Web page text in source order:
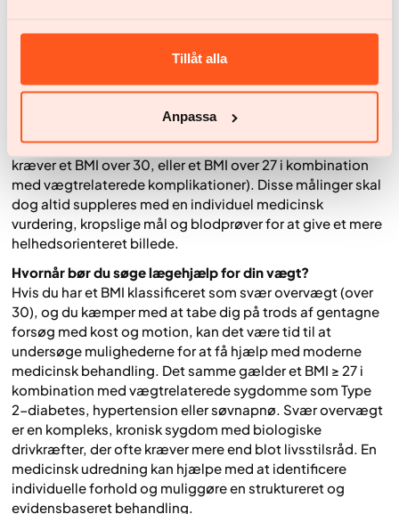
Tillåt alla
Anpassa
dermed støtte energibalancen. Kostens sammensætning
og energiindtaget spiller også en vigtig rolle for at
opretholde en stabil vægt over tid.
Skal man helt holde op med at tænke på BMI?
behandling for at vurdere, om du opfylder kriterierne for
medicinsk behandling af svær overvægt (hvilket ofte
kræver et BMI over 30, eller et BMI over 27 i kombination
med vægtrelaterede komplikationer). Disse målinger skal
dog altid suppleres med en individuel medicinsk
vurdering, kropslige mål og blodprøver for at give et mere
helhedsorienteret billede.
Hvornår bør du søge lægehjælp for din vægt?
Hvis du har et BMI klassificeret som svær overvægt (over
30), og du kæmper med at tabe dig på trods af gentagne
forsøg med kost og motion, kan det være tid til at
undersøge mulighederne for at få hjælp med moderne
medicinsk behandling. Det samme gælder et BMI ≥ 27 i
kombination med vægtrelaterede sygdomme som Type
2-diabetes, hypertension eller søvnapnø. Svær overvægt
er en kompleks, kronisk sygdom med biologiske
drivkræfter, der ofte kræver mere end blot livsstilsråd. En
medicinsk udredning kan hjælpe med at identificere
individuelle forhold og muliggøre en struktureret og
evidensbaseret behandling.